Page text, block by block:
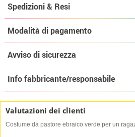
Spedizioni & Resi
Modalità di pagamento
Avviso di sicurezza
Info fabbricante/responsabile
Valutazioni dei clienti
Costume da pastore ebraico verde per un